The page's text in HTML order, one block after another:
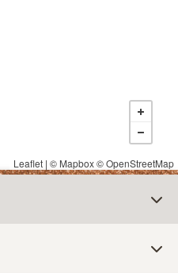
Leaflet | © Mapbox©OpenStreetMap